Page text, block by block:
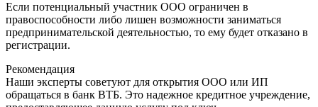
Если потенциальный участник ООО ограничен в
правоспособности либо лишен возможности заниматься
предпринимательской деятельностью, то ему будет отказано в
регистрации.
Рекомендация
Наши эксперты советуют для открытия ООО или ИП
обращаться в банк ВТБ. Это надежное кредитное учреждение,